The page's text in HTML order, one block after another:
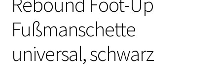
Fußmanschette
universal, schwarz